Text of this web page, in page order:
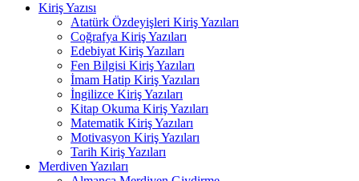
Kiriş Yazısı
Atatürk Özdeyişleri Kiriş Yazıları
Coğrafya Kiriş Yazıları
Edebiyat Kiriş Yazıları
Fen Bilgisi Kiriş Yazıları
İmam Hatip Kiriş Yazıları
İngilizce Kiriş Yazıları
Kitap Okuma Kiriş Yazıları
Matematik Kiriş Yazıları
Motivasyon Kiriş Yazıları
Tarih Kiriş Yazıları
Merdiven Yazıları